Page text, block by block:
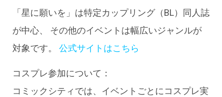
「星に願いを」は特定カップリング（BL）同人誌
が中心、 その他のイベントは幅広いジャンルが
対象です。 公式サイトはこちら
コスプレ参加について：
コミックシティでは、イベントごとにコスプレ実